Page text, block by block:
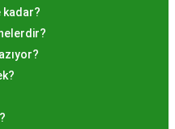
Dikkat
daha özel
Edin:
kadar?